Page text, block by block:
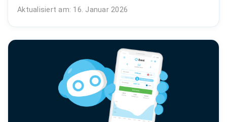
Aktualisiert am: 16. Januar 2026